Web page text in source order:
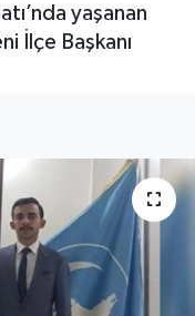
yaşanan
İlçe Başkanı